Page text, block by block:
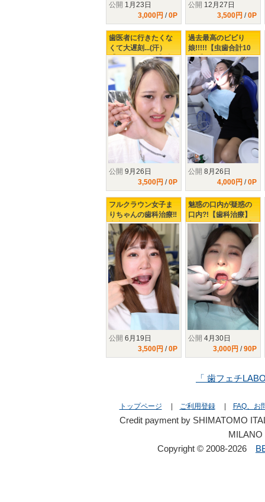
公開 1月23日
3,000円 /0P
公開 12月27日
3,500円 /0P
歯医者に行きたくな
くて大遅刻...(汗）
【シリーズ続編】虫
歯本数10本のビビり
ギャルを襲う激痛治
療の数々!!!!!
公開 9月26日
3,500円 /0P
過去最高のビビり
娘!!!!!【虫歯合計10
本!!】歯医者が怖すぎ
て、口腔内を放置し
過ぎた21歳ギャルの
末路......
公開 8月26日
4,000円 /0P
フルクラウン女子ま
りちゃんの歯科治療‼
虫歯み～つけたっ‼
公開 6月19日
3,500円 /0P
魅惑の口内が疑惑の
口内?!【歯科治療】
開けてビックリ玉手
箱!!47年分の美熟女の
イケない歯科治療♥♥♥
公開 4月30日
3,000円 /90P
「 歯フェチ
トップページ ご利用登録| FAQ、お
Credit payment by SHIMATOMO
MILANO
Copyright © 2008-2026